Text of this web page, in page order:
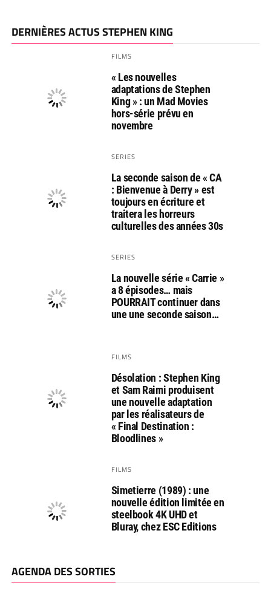
DERNIÈRES ACTUS STEPHEN KING
FILMS
« Les nouvelles
adaptations de Stephen
King » : un Mad Movies
hors-série prévu en
novembre
SERIES
La seconde saison de « CA
: Bienvenue à Derry » est
toujours en écriture et
traitera les horreurs
culturelles des années 30s
SERIES
La nouvelle série « Carrie »
a 8 épisodes… mais
POURRAIT continuer dans
une une seconde saison…
FILMS
Désolation : Stephen King
et Sam Raimi produisent
une nouvelle adaptation
par les réalisateurs de
« Final Destination :
Bloodlines »
FILMS
Simetierre (1989) : une
nouvelle édition limitée en
steelbook 4K UHD et
Bluray, chez ESC Editions
AGENDA DES SORTIES